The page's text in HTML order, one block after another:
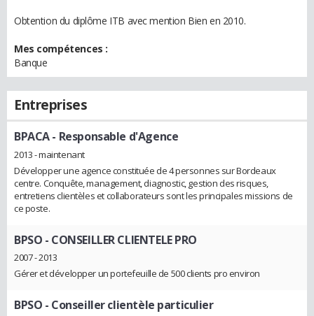
Obtention du diplôme ITB avec mention Bien en 2010.
Mes compétences :
Banque
Entreprises
BPACA- Responsable d'Agence
2013 - maintenant
Développer une agence constituée de 4 personnes sur Bordeaux
centre. Conquête, management, diagnostic, gestion des risques,
entretiens clientèles et collaborateurs sont les principales missions de
ce poste.
BPSO - CONSEILLER CLIENTELE PRO
2007 - 2013
Gérer et développer un portefeuille de 500 clients pro environ
BPSO - Conseiller clientèle particulier